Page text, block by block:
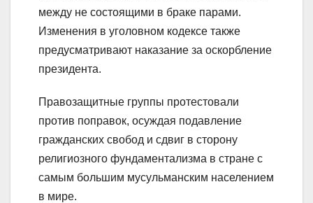
между не состоящими в браке парами.
Изменения в уголовном кодексе также
предусматривают наказание за оскорбление
президента.
Правозащитные группы протестовали
против поправок, осуждая подавление
гражданских свобод и сдвиг в сторону
религиозного фундаментализма в стране с
самым большим мусульманским населением
в мире.